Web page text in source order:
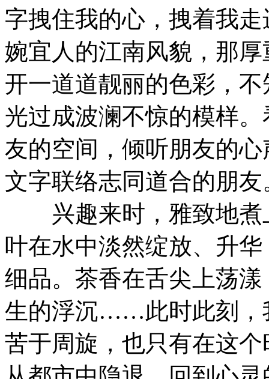
字拽住我的心，拽着我
婉宜人的江南风貌，那
开一道道靓丽的色彩，
光过成波澜不惊的模样
友的空间，倾听朋友的
文字联络志同道合的朋友
兴趣来时，雅致地煮
叶在水中淡然绽放、升
细品。茶香在舌尖上荡
生的浮沉……此时此刻，
苦于周旋，也只有在这